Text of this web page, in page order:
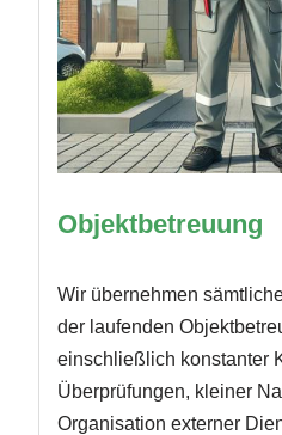
Objektbetreuung
Wir übernehmen
der laufenden
einschließlich konstanter
Überprüfungen, kleiner
Organisation externer